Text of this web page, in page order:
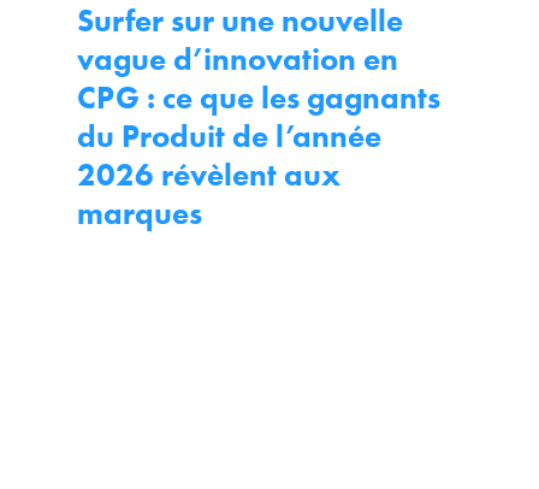
Surfer sur une nouvelle
vague d’innovation en
CPG : ce que les gagnants
du Produit de l’année
2026 révèlent aux
marques